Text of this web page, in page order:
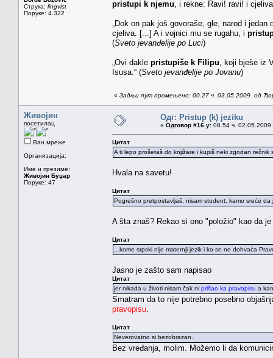
Струка: lingvist
Поруке: 4.322
pristupi k njemu , i rekne: Ravi! ravi! i
„Dok on pak još govoraše, gle, narod i
cjeliva. [...] A i vojnici mu se rugahu, i
(Sveto jevanđelije po Luci)
„Ovi dakle pristupiše k Filipu , koji bješe iz
Isusa.“ (Sveto jevanđelije po Jovanu)
« Задњи пут промењено: 00.27 ч. 03.05.2009. од
Живојин
посетилац
Ван мреже
Организација:
Име и презиме:
Живојин Буџар
Поруке: 47
Одг: Pristup (k) jeziku
« Одговор #16 у: 08.54 ч.
Цитат
A ti lepo prošetaš do knjižare i kupiš neki zgodan
Hvala na savetu!
Цитат
Pogrešno pretpostavljaš, nisam student, kamo sreće
A šta znaš? Rekao si ono "položio" kao da
Цитат
...kome srpski nije maternji jezik i ko se ne dohvaća
Jasno je zašto sam napisao
Цитат
jer nikada u životi nisam čak ni prišao ka pravopisu a
Smatram da to nije potrebno posebno
pravopisu
Цитат
Neverovatno si bezobrazan.
Bez vređanja, molim. Možemo li da